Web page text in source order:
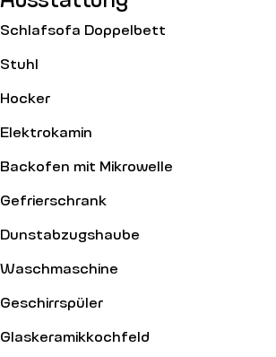
Schlafsofa Doppelbett
Stuhl
Hocker
Elektrokamin
Backofen mit Mikrowelle
Gefrierschrank
Dunstabzugshaube
Waschmaschine
Geschirrspüler
Glaskeramikkochfeld